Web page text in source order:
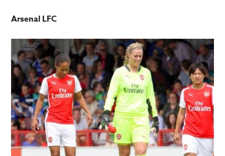
Arsenal LFC